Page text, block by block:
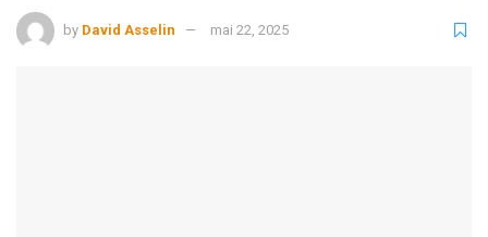
by David Asselin mai 22, 2025